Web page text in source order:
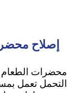
إصلاح
محضرات
التحمل تعمل